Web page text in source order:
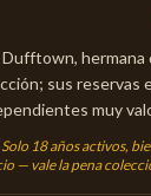
hermana
sus reservas
muy
Solo 18 años activos,
— vale la pena